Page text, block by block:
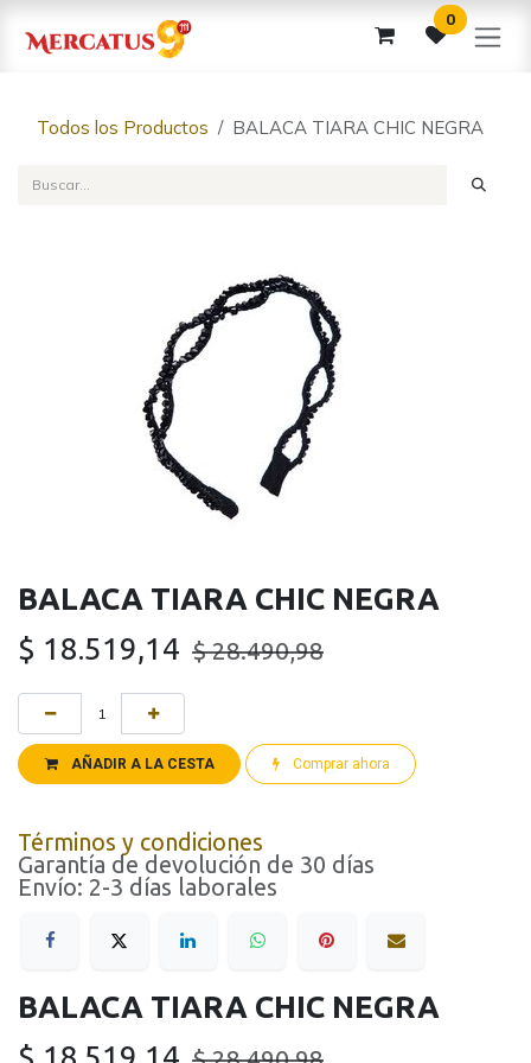
0
Todos los Productos BALACA TIARA CHIC NEGRA
BALACA TIARA CHIC NEGRA
$ 18.519,14 $28.490,98
AÑADIR A LA CESTA Comprar ahora
Términos y condiciones
Garantía de devolución de 30 días
Envío: 2-3 días laborales
BALACA TIARA CHIC NEGRA